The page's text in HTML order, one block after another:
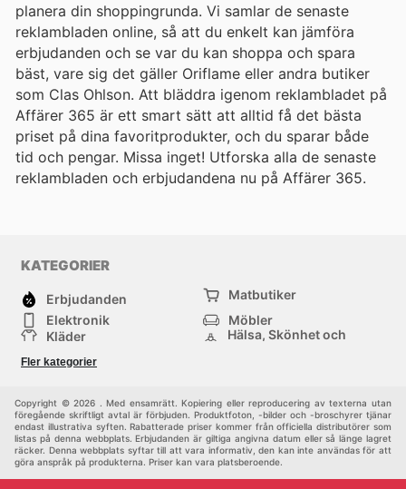
planera din shoppingrunda. Vi samlar de senaste
reklambladen online, så att du enkelt kan jämföra
erbjudanden och se var du kan shoppa och spara
bäst, vare sig det gäller Oriflame eller andra butiker
som Clas Ohlson. Att bläddra igenom reklambladet på
Affärer 365 är ett smart sätt att alltid få det bästa
priset på dina favoritprodukter, och du sparar både
tid och pengar. Missa inget! Utforska alla de senaste
reklambladen och erbjudandena nu på Affärer 365.
KATEGORIER
Erbjudanden
Matbutiker
Elektronik
Möbler
Kläder
Hälsa, Skönhet och
Bygg & Trädgård
Fler kategorier
Copyright © 2026 . Med ensamrätt. Kopiering eller reproducering av texterna utan
föregående skriftligt avtal är förbjuden. Produktfoton, -bilder och -broschyrer tjänar
endast illustrativa syften. Rabatterade priser kommer från officiella distributörer som
listas på denna webbplats. Erbjudanden är giltiga angivna datum eller så länge lagret
räcker. Denna webbplats syftar till att vara informativ, den kan inte användas för att
göra anspråk på produkterna. Priser kan vara platsberoende.